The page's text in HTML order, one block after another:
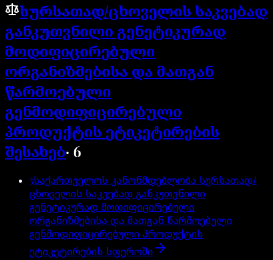
სურსათად/ცხოველის საკვებად
განკუთვნილი გენეტიკურად
მოდიფიცირებული
ორგანიზმებისა და მათგან
წარმოებული
გენმოდიფიცირებული
პროდუქტის ეტიკეტირების
შესახებ· 6
3საქართველოს კანონმდებლობა სურსათად/
ცხოველის საკვებად განკუთვნილი
გენეტიკურად მოდიფიცირებული
ორგანიზმებისა და მათგან წარმოებული
გენმოდიფიცირებული პროდუქტის
ეტიკეტირების სფეროში